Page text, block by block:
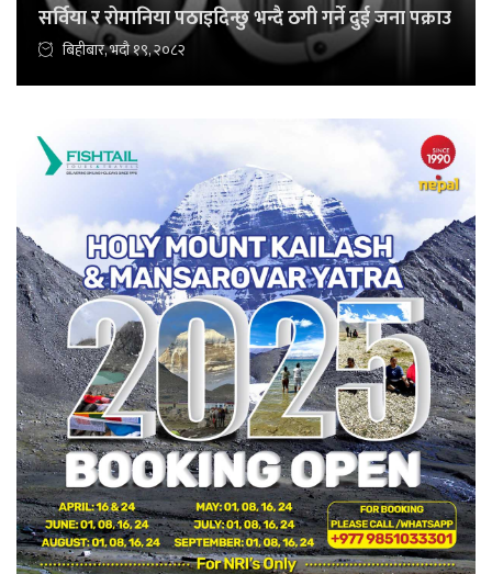
सर्विया र रोमानिया पठाइदिन्छु भन्दै ठगी गर्ने दुई जना पक्राउ
बिहीबार, भदौ १९, २०८२